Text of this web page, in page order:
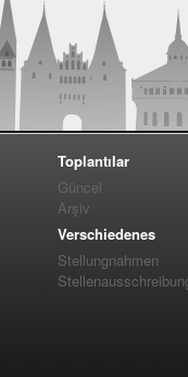
Toplantılar
Güncel
Arşiv
Verschiedenes
Stellungnahmen